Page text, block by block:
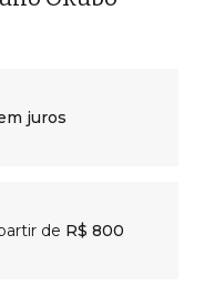
juros
de R$ 800